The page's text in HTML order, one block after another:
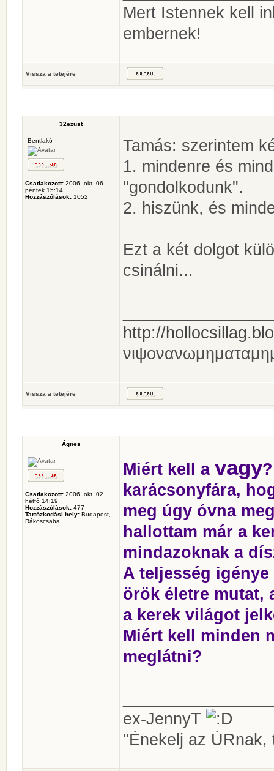
Mert Istennek kell
embernek!
Vissza a tetejére
32ezüst
Bentlakó
Csatlakozott: 2006. okt. 06.,
péntek 15:14
Hozzászólások: 1052
Tamás: szerintem
1. mindenre és
"gondolkodunk".
2. hiszünk, és
Ezt a két dolgot
csinálni...
http://
Vissza a tetejére
Ágnes
Csatlakozott: 2006. okt. 02.,
hétfő 14:19
Hozzászólások: 477
Tartózkodási hely: Budapest,
Rákoscsaba
Miért kell a vagy
karácsonyfára,
meg úgy óvna
hallottam már a
mindazoknak a
A teljesség
örök életre mutat,
a kerek világot
Miért kell minden
meglátni?
ex-JennyT
"Énekelj az ÚRnak,